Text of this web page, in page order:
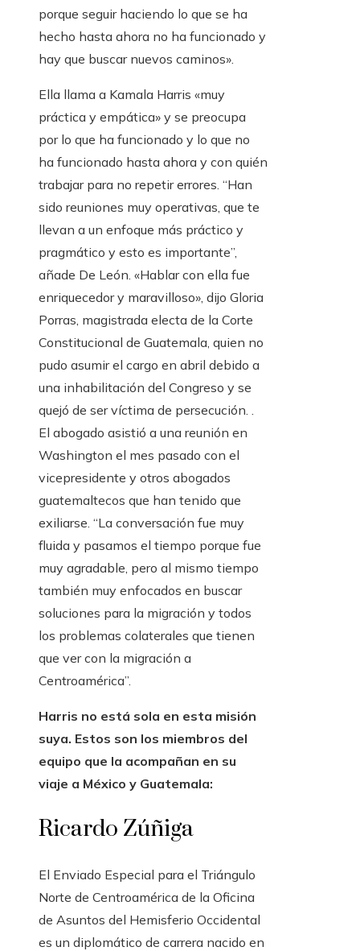
porque seguir haciendo lo que se ha
hecho hasta ahora no ha funcionado y
hay que buscar nuevos caminos».
Ella llama a Kamala Harris «muy
práctica y empática» y se preocupa
por lo que ha funcionado y lo que no
ha funcionado hasta ahora y con quién
trabajar para no repetir errores. “Han
sido reuniones muy operativas, que te
llevan a un enfoque más práctico y
pragmático y esto es importante”,
añade De León. «Hablar con ella fue
enriquecedor y maravilloso», dijo Gloria
Porras, magistrada electa de la Corte
Constitucional de Guatemala, quien no
pudo asumir el cargo en abril debido a
una inhabilitación del Congreso y se
quejó de ser víctima de persecución. .
El abogado asistió a una reunión en
Washington el mes pasado con el
vicepresidente y otros abogados
guatemaltecos que han tenido que
exiliarse. “La conversación fue muy
fluida y pasamos el tiempo porque fue
muy agradable, pero al mismo tiempo
también muy enfocados en buscar
soluciones para la migración y todos
los problemas colaterales que tienen
que ver con la migración a
Centroamérica”.
Harris no está sola en esta misión
suya. Estos son los miembros del
equipo que la acompañan en su
viaje a México y Guatemala:
Ricardo Zúñiga
El Enviado Especial para el Triángulo
Norte de Centroamérica de la Oficina
de Asuntos del Hemisferio Occidental
es un diplomático de carrera nacido en